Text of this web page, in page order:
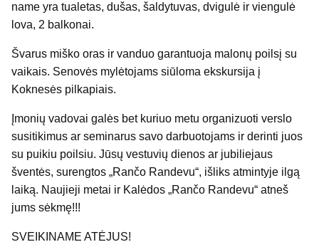
name yra tualetas, dušas, šaldytuvas, dvigulė ir viengulė
lova, 2 balkonai.
Švarus miško oras ir vanduo garantuoja malonų poilsį su
vaikais. Senovės mylėtojams siūloma ekskursija į
Koknesės pilkapiais.
Įmonių vadovai galės bet kuriuo metu organizuoti verslo
susitikimus ar seminarus savo darbuotojams ir derinti juos
su puikiu poilsiu. Jūsų vestuvių dienos ar jubiliejaus
šventės, surengtos „Rančo Randevu“, išliks atmintyje ilgą
laiką. Naujieji metai ir Kalėdos „Rančo Randevu“ atneš
jums sėkmę!!!
SVEIKINAME ATĖJUS!